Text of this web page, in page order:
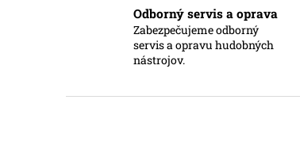
Odborný servis a oprava
Zabezpečujeme odborný
servis a opravu hudobných
nástrojov.